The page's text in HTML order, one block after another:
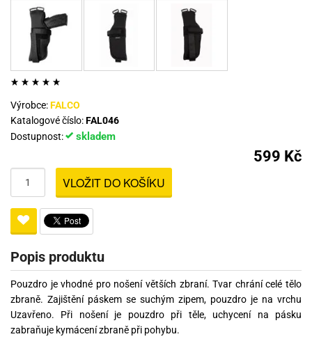
Výrobce:FALCO
Katalogové číslo:FAL046
Dostupnost:
skladem
599 Kč
VLOŽIT DO KOŠÍKU
Popis produktu
Pouzdro je vhodné pro nošení větších zbraní. Tvar chrání celé tělo
zbraně. Zajištění páskem se suchým zipem, pouzdro je na vrchu
Uzavřeno. Při nošení je pouzdro při těle, uchycení
na pásku
zabraňuje kymácenízbraně při pohybu.